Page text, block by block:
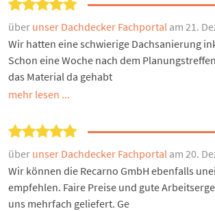
über unser Dachdecker Fachportal am 21.
Wir hatten eine schwierige Dachsanierung
Schon eine Woche nach dem
das Material da gehabt
mehr lesen ...
über unser Dachdecker Fachportal am 20.
Wir können die Recarno GmbH ebenfalls
empfehlen. Faire Preise und gute
uns mehrfach geliefert. Ge